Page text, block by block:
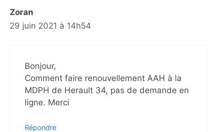
Zoran
29 juin 2021 à 14h54
Bonjour,
Comment faire renouvellement AAH à la
MDPH de Herault 34, pas de demande en
ligne. Merci
Répondre